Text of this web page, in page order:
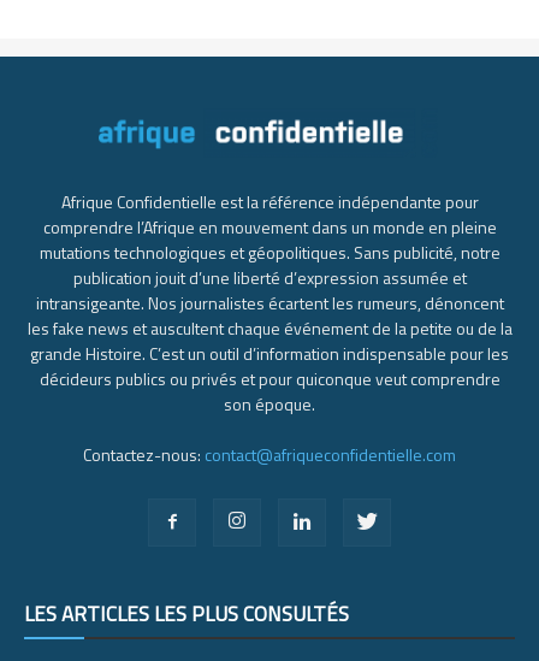
Afrique Confidentielle est la référence indépendante pour
comprendre l’Afrique en mouvement dans un monde en pleine
mutations technologiques et géopolitiques. Sans publicité, notre
publication jouit d’une liberté d’expression assumée et
intransigeante. Nos journalistes écartent les rumeurs, dénoncent
les fake news et auscultent chaque événement de la petite ou de la
grande Histoire. C’est un outil d’information indispensable pour les
décideurs publics ou privés et pour quiconque veut comprendre
son époque.
Contactez-nous: contact@afriqueconfidentielle.com
LES ARTICLES LES PLUS CONSULTÉS